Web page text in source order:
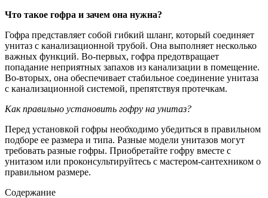
Что такое гофра и зачем она нужна?
Гофра представляет собой гибкий шланг, который соединяет
унитаз с канализационной трубой. Она выполняет несколько
важных функций. Во-первых, гофра предотвращает
попадание неприятных запахов из канализации в помещение.
Во-вторых, она обеспечивает стабильное соединение унитаза
с канализационной системой, препятствуя протечкам.
Как правильно установить гофру на унитаз?
Перед установкой гофры необходимо убедиться в правильном
подборе ее размера и типа. Разные модели унитазов могут
требовать разные гофры. Приобретайте гофру вместе с
унитазом или проконсультируйтесь с мастером-сантехником о
правильном размере.
Содержание